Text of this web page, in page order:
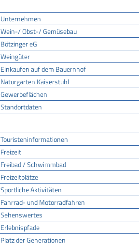
Unternehmen
Wein-/ Obst-/ Gemüsebau
Bötzinger eG
Weingüter
Einkaufen auf dem Bauernhof
Naturgarten Kaiserstuhl
Gewerbeflächen
Standortdaten
Touristeninformationen
Freizeit
Freibad / Schwimmbad
Freizeitplätze
Sportliche Aktivitäten
Fahrrad- und Motorradfahren
Sehenswertes
Erlebnispfade
Platz der Generationen